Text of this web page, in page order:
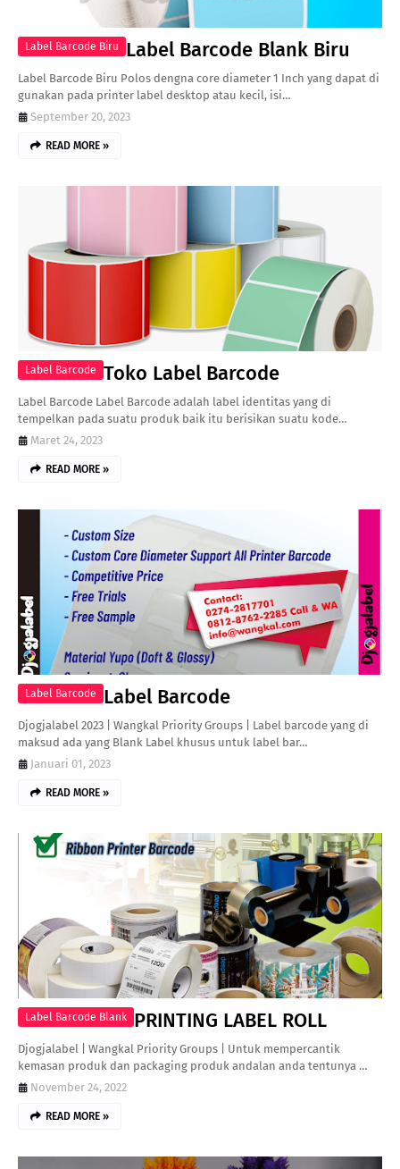
Label Barcode Biru Label Barcode Blank Biru
Label Barcode Biru Polos dengna core diameter 1 Inch yang dapat di
gunakan pada printer label desktop atau kecil, isi…
September 20, 2023
READ MORE »
Label Barcode Toko Label Barcode
Label Barcode Label Barcode adalah label identitas yang di
tempelkan pada suatu produk baik itu berisikan suatu kode…
Maret 24, 2023
READ MORE »
Label Barcode Label Barcode
Djogjalabel 2023 | Wangkal Priority Groups | Label barcode yang di
maksud ada yang Blank Label khusus untuk label bar…
Januari 01, 2023
READ MORE »
Label Barcode Blank PRINTING LABEL ROLL
Djogjalabel | Wangkal Priority Groups | Untuk mempercantik
kemasan produk dan packaging produk andalan anda tentunya …
November 24, 2022
READ MORE »